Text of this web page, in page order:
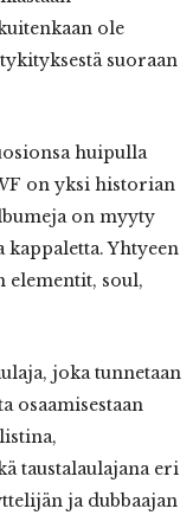
ole
suoraan
huipulla
on yksi historian
on myyty
Yhtyeen
elementit, soul,
joka tunnetaan
osaamisestaan
taustalaulajana eri
ja dubbaajan